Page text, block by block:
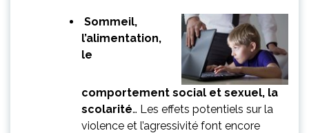
Sommeil,
l’alimentation,
le
comportement social et sexuel, la
scolarité… Les effets potentiels sur la
violence et l’agressivité font encore